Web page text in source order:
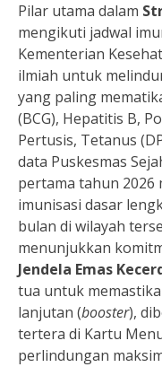
Pilar utama dalam
mengikuti jadwal
Kementerian
ilmiah untuk
yang paling
(BCG), Hepatitis B,
Pertusis, Tetanus
data Puskesmas
pertama tahun 2026
imunisasi dasar
bulan di wilayah
menunjukkan
Jendela Emas
tua untuk
lanjutan (booster),
tertera di Kartu
perlindungan